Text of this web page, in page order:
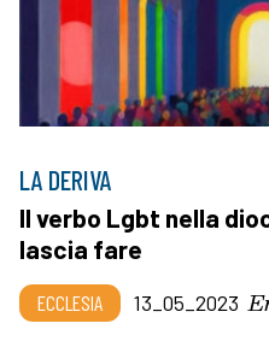
LA DERIVA
Il verbo Lgbt nella
lascia fare
ECCLESIA 13_05_2023